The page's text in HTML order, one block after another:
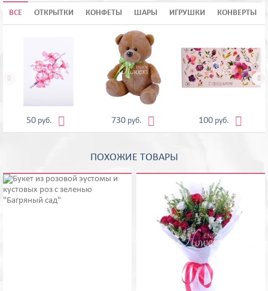
ВСЕ ОТКРЫТКИ КОНФЕТЫ ШАРЫ ИГРУШКИ КОНВЕРТЫ
50 руб.  730 руб.  100 руб. 
 
ПОХОЖИЕ ТОВАРЫ